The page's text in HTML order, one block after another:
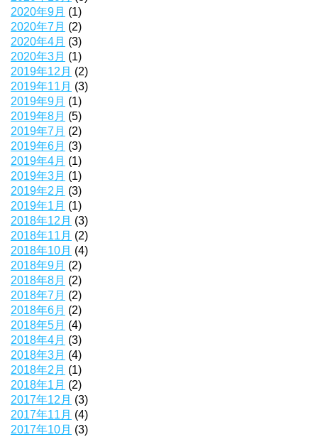
2020年9月 (1)
2020年7月 (2)
2020年4月 (3)
2020年3月 (1)
2019年12月 (2)
2019年11月 (3)
2019年9月 (1)
2019年8月 (5)
2019年7月 (2)
2019年6月 (3)
2019年4月 (1)
2019年3月 (1)
2019年2月 (3)
2019年1月 (1)
2018年12月 (3)
2018年11月 (2)
2018年10月 (4)
2018年9月 (2)
2018年8月 (2)
2018年7月 (2)
2018年6月 (2)
2018年5月 (4)
2018年4月 (3)
2018年3月 (4)
2018年2月 (1)
2018年1月 (2)
2017年12月 (3)
2017年11月 (4)
2017年10月 (3)